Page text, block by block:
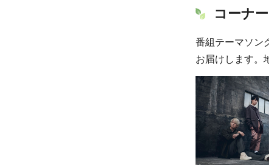
コーナ
番組テーマソン
お届けします。